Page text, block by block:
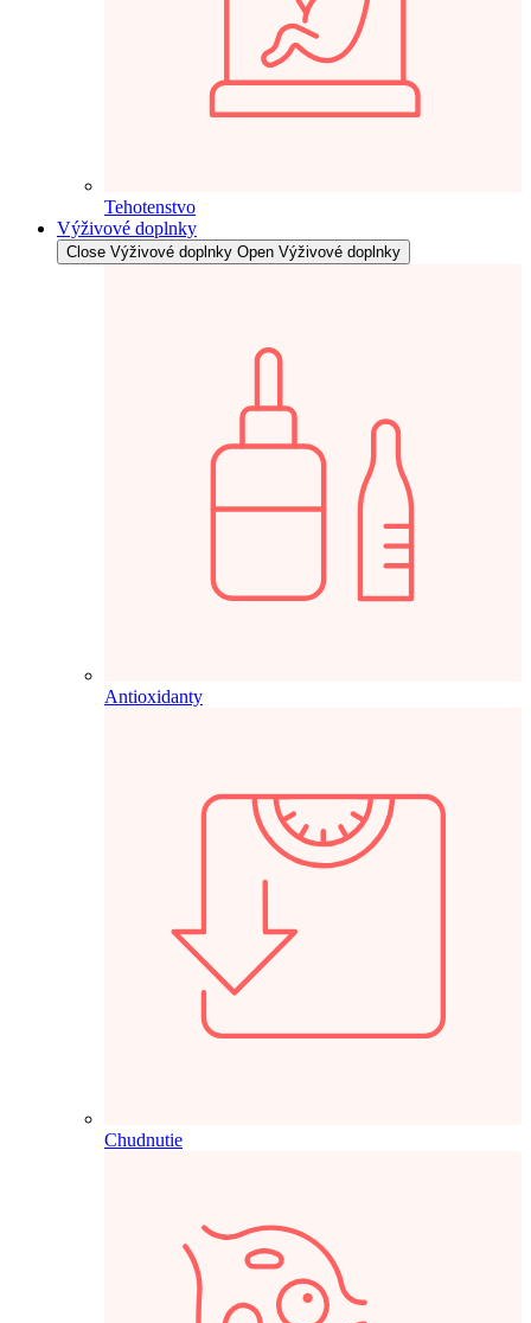
Tehotenstvo
Výživové doplnky
Close Výživové doplnky Open Výživové doplnky
Antioxidanty
Chudnutie